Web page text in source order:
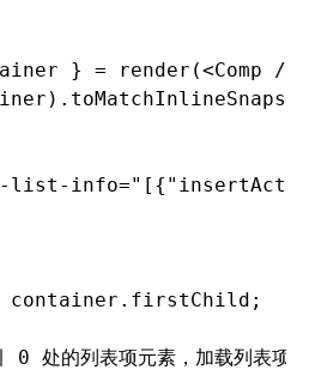
} = render (<Comp /
list-
container .firstChild;
0 处的列表项元素，加载列表项元